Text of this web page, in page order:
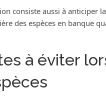
consiste aussi à anticiper
des espèces en banque
à éviter